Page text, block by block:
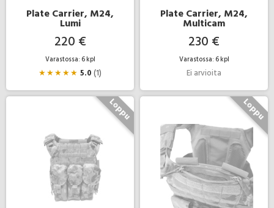
Plate Carrier, M24,
Lumi
220 €
Varastossa: 6 kpl
★★★★★ 5.0(1)
Plate Carrier, M24,
Multicam
230 €
Varastossa: 6 kpl
Ei arvioita